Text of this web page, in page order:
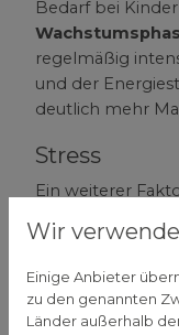
Bedarf bei
regelmäßig
und der
deutlich mehr
Stress
Ein weiterer
Belastungen
dazu, dass der
verbraucht –
Wir
Einige Anbieter
zu den genannten
Länder außerhalb